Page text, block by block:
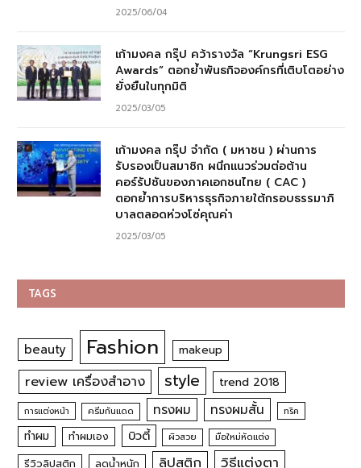
2025/06/04
เก้ามงคล กรุ๊ป คว้ารางวัล “Krungsri ESG
Awards” ตอกย้ำพันธกิจองค์กรที่เติบโตอย่าง
ยั่งยืนในทุกมิติ
2025/03/05
เก้ามงคล กรุ๊ป จำกัด ( มหาชน ) ผ่านการ
รับรองเป็นสมาชิก ผนึกแนวร่วมต่อต้าน
คอร์รัปชันของภาคเอกชนไทย ( CAC )
ตอกย้ำการบริหารธุรกิจภายใต้กรอบธรรมาภิ
บาลตลอดห่วงโซ่คุณค่า
2025/03/05
TAGS
beauty Fashion makeup
review เครื่องสำอาง style trend 2018
การแต่งหน้า ครีมกันแดด ทรงผม ทรงผมสั้น ทริค
ทำผม ทำผมเอง บิวตี้ ผิวสวย มือใหม่หัดแต่ง
รีวิวลิปสติก ลดน้ำหนัก ลิปสติก
วิธีแต่งตา